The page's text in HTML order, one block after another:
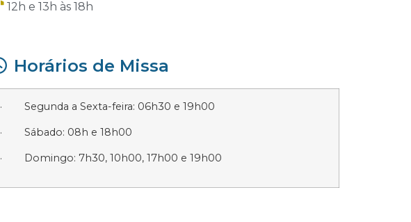
12h e 13h às 18h
Horários de Missa
· Segunda a Sexta-feira: 06h30 e 19h00
· Sábado: 08h e 18h00
· Domingo: 7h30, 10h00, 17h00 e 19h00